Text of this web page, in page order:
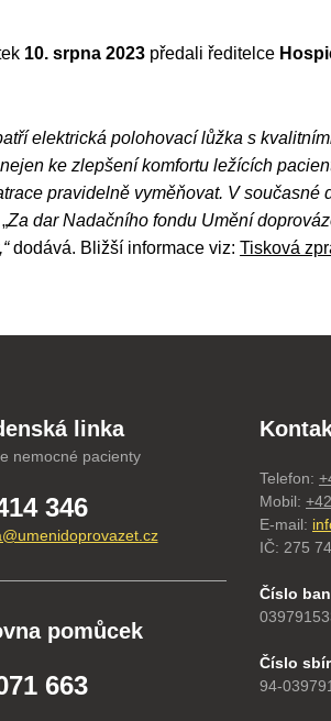
10. srpna 2023 předali ředitelce
elektrická polohovací lůžka s
ke zlepšení komfortu ležících
pravidelně vyměňovat. V
Za dar Nadačního fondu Umění
dodává. Bližší informace viz: Tisková
linka
nemocné pacienty
346
pomůcek
663
Telefon:
Mobil:
E-mail:
IČ: 275
Číslo
Číslo
94-